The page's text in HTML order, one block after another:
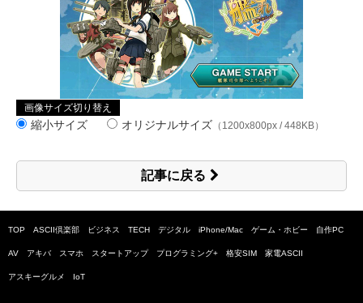
画像サイズ切り替え
縮小サイズ オリジナルサイズ （1200x800px / 448KB）
記事に戻る
TOP ASCII倶楽部 ビジネス TECH デジタル iPhone/Mac ゲーム・ホビー 自作PC
AV アキバ スマホ スタートアップ プログラミング+ 格安SIM 家電ASCII
アスキーグルメ IoT